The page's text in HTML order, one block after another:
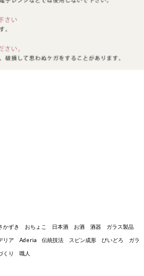
かずき おちょこ 日本酒 お酒 酒器 ガラス製品
ア Aderia 伝統技法 スピン成形 びいどろ ガラ
くり 職人